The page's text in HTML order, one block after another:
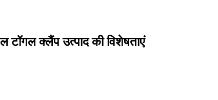
टॉगल क्लैंप उत्पाद की विशेषताएं